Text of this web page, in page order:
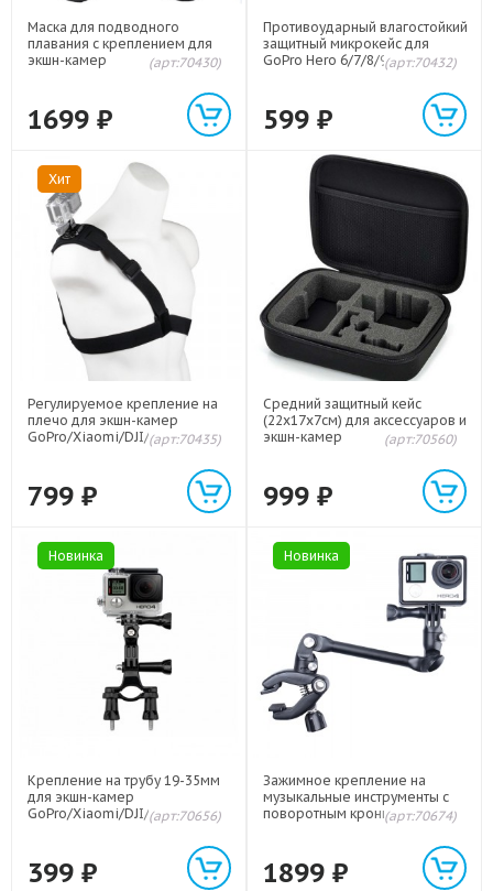
Маска для подводного
плавания с креплением для
экшн-камер
(арт:70430)
1699 ₽
Противоударный влагостойкий
защитный микрокейс для
GoPro Hero 6/7/8/9 Черный
(арт:70432)
599 ₽
Хит
Регулируемое крепление на
плечо для экшн-камер
GoPro/Xiaomi/DJI/Sony/Insta3
(арт:70435)
799 ₽
Средний защитный кейс
(22х17х7см) для аксессуаров и
экшн-камер
(арт:70560)
999 ₽
Новинка
Крепление на трубу 19-35мм
для экшн-камер
GoPro/Xiaomi/DJI/Sony/Insta3
(арт:70656)
399 ₽
Новинка
Зажимное крепление на
музыкальные инструменты с
поворотным кронштейном для
GoPro/Xiaomi/DJI/Sony/Insta3
60
(арт:70674)
1899 ₽